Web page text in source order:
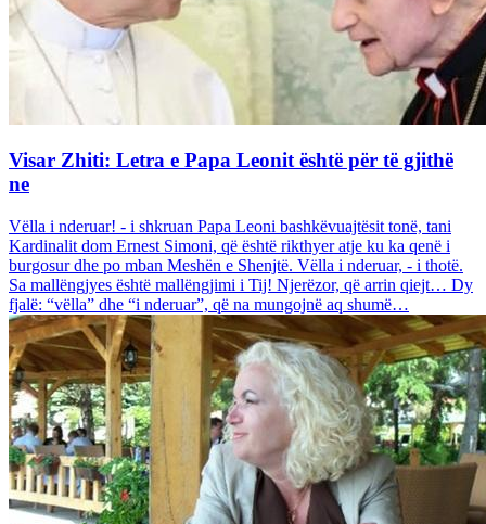
Visar Zhiti: Letra e Papa Leonit është për të gjithë
ne
Vëlla i nderuar! - i shkruan Papa Leoni bashkëvuajtësit tonë, tani
Kardinalit dom Ernest Simoni, që është rikthyer atje ku ka qenë i
burgosur dhe po mban Meshën e Shenjtë. Vëlla i nderuar, - i thotë.
Sa mallëngjyes është mallëngjimi i Tij! Njerëzor, që arrin qiejt… Dy
fjalë: “vëlla” dhe “i nderuar”, që na mungojnë aq shumë…